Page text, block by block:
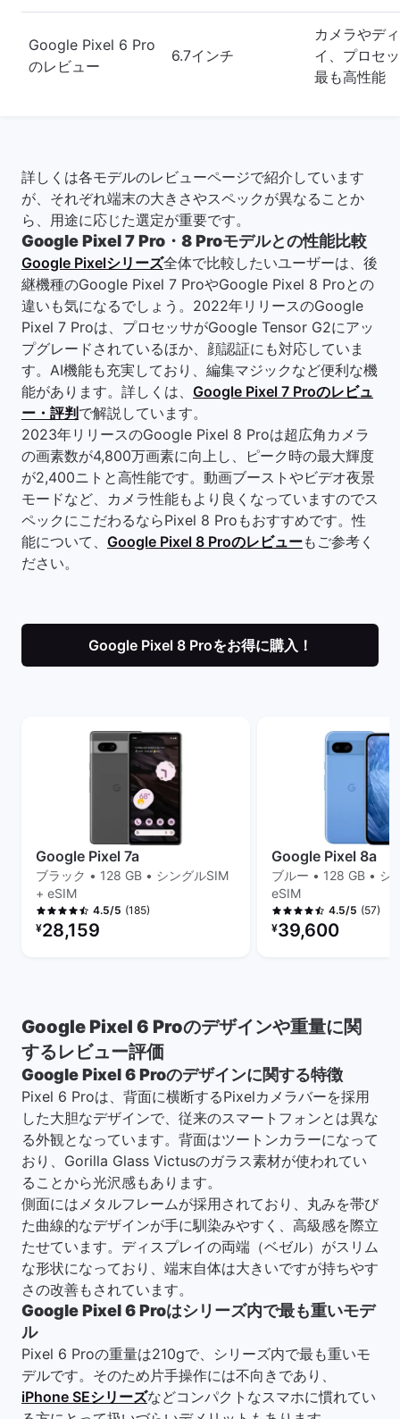
Google Pixel 6 Pro
のレビュー
6.7インチ
カメラやデ
イ、プロセ
最も高性能
詳しくは各モデルのレビューページで紹介しています
が、それぞれ端末の大きさやスペックが異なることか
ら、用途に応じた選定が重要です。
Google Pixel 7 Pro・8 Proモデルとの性能比較
Google Pixelシリーズ全体で比較したいユーザーは、後
継機種のGoogle Pixel 7 ProやGoogle Pixel 8 Proとの
違いも気になるでしょう。2022年リリースのGoogle
Pixel 7 Proは、プロセッサがGoogle Tensor G2にアッ
プグレードされているほか、顔認証にも対応していま
す。AI機能も充実しており、編集マジックなど便利な機
能があります。詳しくは、 Google Pixel 7 Proのレビュ
ー・評判 で解説しています。
2023年リリースのGoogle Pixel 8 Proは超広角カメラ
の画素数が4,800万画素に向上し、ピーク時の最大輝度
が2,400ニトと高性能です。動画ブーストやビデオ夜景
モードなど、カメラ性能もより良くなっていますのでス
ペックにこだわるならPixel 8 Proもおすすめです。性
能について、 Google Pixel 8 Proのレビューもご参考く
ださい。
Google Pixel 8 Proをお得に購入！
Google Pixel 7a
ブラック • 128 GB • シングルSIM
+ eSIM
4.5/5 (185)
リファービッシュ品の価格：
¥28,159
Google Pixel 8a
ブルー • 128 GB • シ
eSIM
4.5/5 (57)
リファービッシュ品の
¥39,600
Google Pixel 6 Proのデザインや重量に関
するレビュー評価
Google Pixel 6 Proのデザインに関する特徴
Pixel 6 Proは、背面に横断するPixelカメラバーを採用
した大胆なデザインで、従来のスマートフォンとは異な
る外観となっています。背面はツートンカラーになって
おり、Gorilla Glass Victusのガラス素材が使われてい
ることから光沢感もあります。
側面にはメタルフレームが採用されており、丸みを帯び
た曲線的なデザインが手に馴染みやすく、高級感を際立
たせています。ディスプレイの両端（ベゼル）がスリム
な形状になっており、端末自体は大きいですが持ちやす
さの改善もされています。
Google Pixel 6 Proはシリーズ内で最も重いモデ
ル
Pixel 6 Proの重量は210gで、シリーズ内で最も重いモ
デルです。そのため片手操作には不向きであり、
iPhone SEシリーズなどコンパクトなスマホに慣れてい